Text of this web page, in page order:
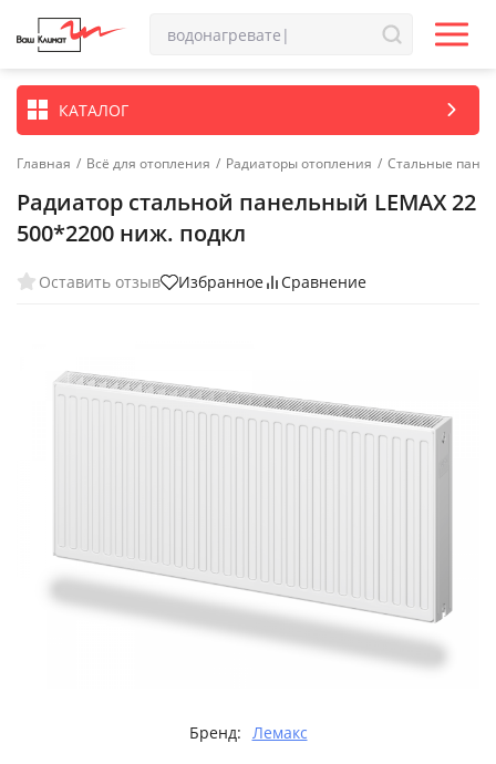
КАТАЛОГ
Главная / Всё для отопления / Радиаторы отопления / Стальные
Радиатор стальной панельный LEMAX 22
500*2200 ниж. подкл
Оставить отзыв Избранное Сравнение
Бренд: Лемакс